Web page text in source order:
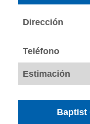
Dirección
Teléfono
Estimación
Baptist